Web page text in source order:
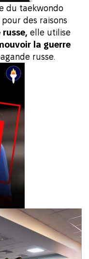
du taekwondo
des raisons
russe, elle utilise
la guerre
russe.